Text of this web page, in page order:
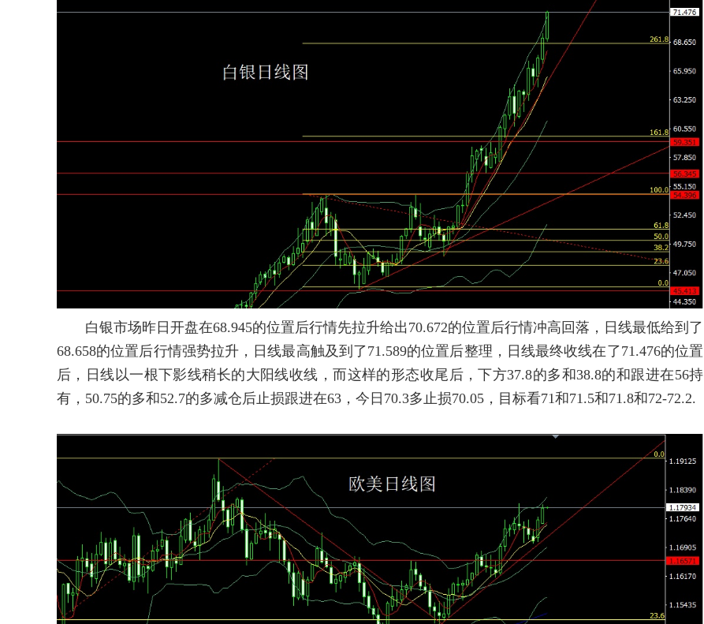
白银市场昨日开盘在68.945的位置后行情先拉升给出70.672的位置后行情冲高回落，日线最低给到了
68.658的位置后行情强势拉升，日线最高触及到了71.589的位置后整理，日线最终收线在了71.476的位置
后，日线以一根下影线稍长的大阳线收线，而这样的形态收尾后，下方37.8的多和38.8的和跟进在56持
有，50.75的多和52.7的多减仓后止损跟进在63，今日70.3多止损70.05，目标看71和71.5和71.8和72-72.2.